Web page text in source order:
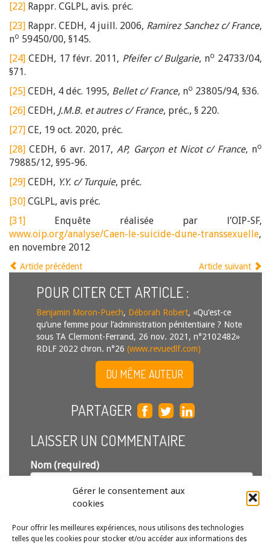
Gérer le consentement aux
cookies
Pour offrir les meilleures expériences, nous utilisons des technologies
telles que les cookies pour stocker et/ou accéder aux informations des
[22] Rappr. CGLPL, avis. préc.
[23] Rappr. CEDH, 4 juill. 2006, Ramirez Sanchez c/ France,
no 59450/00, §145.
[24] CEDH, 17 févr. 2011, Pfeifer c/ Bulgarie, no 24733/04,
§71.
[25] CEDH, 4 déc. 1995, Bellet c/ France, no 23805/94, §36.
[26] CEDH, J.M.B. et autres c/ France, préc., § 220.
[27] CE, 19 oct. 2020, préc.
[28] CEDH, 6 avr. 2017,AP, Garçon et Nicot c/ France, no
79885/12, §95-96.
[29] CEDH, Y.Y. c/ Turquie, préc.
[30] CGLPL, avis préc.
[31] Enquête réalisée par l’OIP-SF,
www.oip.org/analyse/Caen-le-suicide-dune-transsexuelle,
en novembre 2012
Article précédent Article suivant
POUR CITER CET ARTICLE :
Benjamin Moron-Puech, Déborah Robert, «Qu’est-ce
qu’une femme pour l’administration pénitentiaire ? Note
sous TA Clermont-Ferrand, 26 nov. 2021, n°2102482»
RDLF 2022 chron. n°26 (www.revuedlf.com)
DU MÊME AUTEUR
PARTAGER
LAISSER UN COMMENTAIRE
Nom (required)
Email (required)